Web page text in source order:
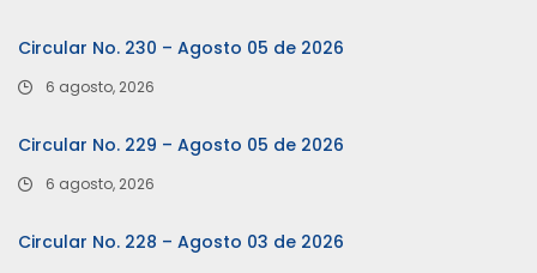
Circular No. 230 – Agosto 05 de 2026
6 agosto, 2026
Circular No. 229 – Agosto 05 de 2026
6 agosto, 2026
Circular No. 228 – Agosto 03 de 2026